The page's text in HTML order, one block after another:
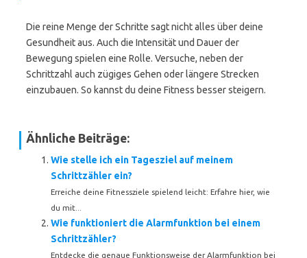
Die reine Menge der Schritte sagt nicht alles über deine
Gesundheit aus. Auch die Intensität und Dauer der
Bewegung spielen eine Rolle. Versuche, neben der
Schrittzahl auch zügiges Gehen oder längere Strecken
einzubauen. So kannst du deine Fitness besser steigern.
Ähnliche Beiträge:
Wie stelle ich ein Tagesziel auf meinem
Schrittzähler ein?
Erreiche deine Fitnessziele spielend leicht: Erfahre hier, wie
du mit...
Wie funktioniert die Alarmfunktion bei einem
Schrittzähler?
Entdecke die genaue Funktionsweise der Alarmfunktion bei